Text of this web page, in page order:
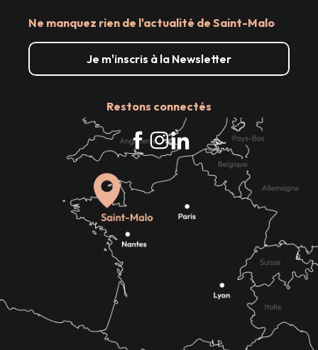
Ne manquez rien de l'actualité de Saint-Malo
Je m'inscris à la Newsletter
Restons connectés